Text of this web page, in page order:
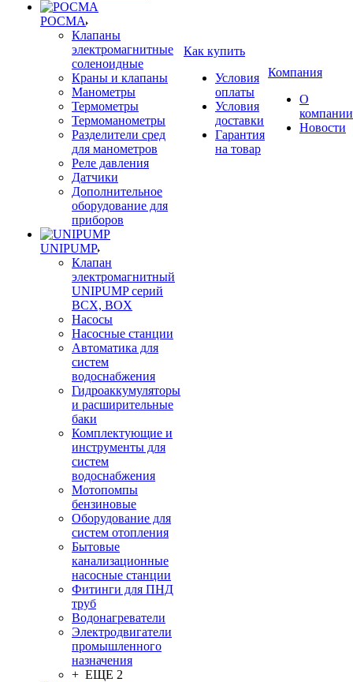
РОСМА
Клапаны
электромагнитные
соленоидные
Краны и клапаны
Манометры
Термометры
Термоманометры
Разделители сред
для манометров
Реле давления
Датчики
Дополнительное
оборудование для
приборов
UNIPUMP
Клапан
электромагнитный
UNIPUMP серий
BCX, BOX
Насосы
Насосные станции
Автоматика для
систем
водоснабжения
Гидроаккумуляторы
и расширительные
баки
Комплектующие и
инструменты для
систем
водоснабжения
Мотопомпы
бензиновые
Оборудование для
систем отопления
Бытовые
канализационные
насосные станции
Фитинги для ПНД
труб
Водонагреватели
Электродвигатели
промышленного
назначения
+ ЕЩЕ 2
Как купить
Условия
оплаты
Условия
доставки
Гарантия
на товар
Компания
О
компании
Новости